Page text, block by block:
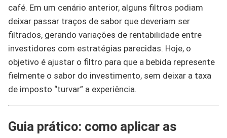
café. Em um cenário anterior, alguns filtros podiam
deixar passar traços de sabor que deveriam ser
filtrados, gerando variações de rentabilidade entre
investidores com estratégias parecidas. Hoje, o
objetivo é ajustar o filtro para que a bebida represente
fielmente o sabor do investimento, sem deixar a taxa
de imposto “turvar” a experiência.
Guia prático: como aplicar as